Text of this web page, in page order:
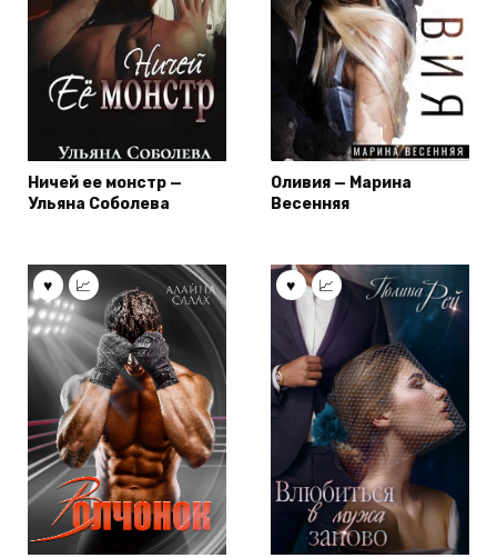
Ничей ее монстр —
Ульяна Соболева
Оливия — Марина
Весенняя